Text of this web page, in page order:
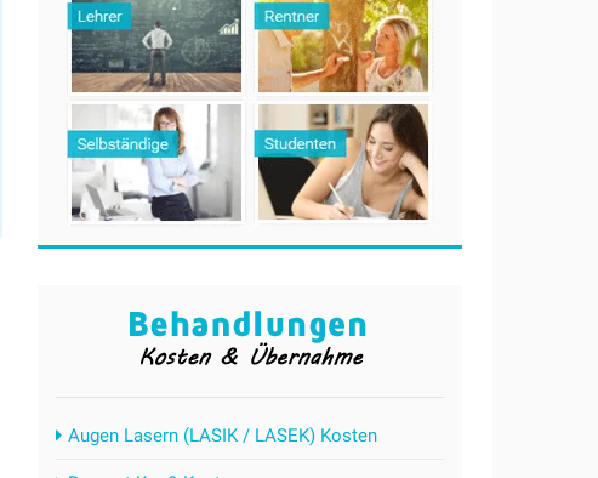
Augen Lasern (LASIK / LASEK) Kosten